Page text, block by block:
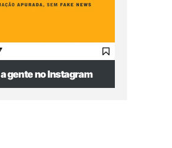
gente no Instagram